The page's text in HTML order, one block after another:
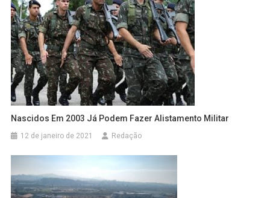
Nascidos Em 2003 Já Podem Fazer Alistamento Militar
12 de janeiro de 2021 Redação